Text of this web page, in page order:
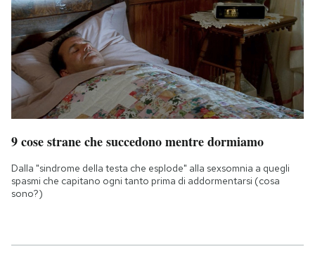
9 cose strane che succedono mentre dormiamo
Dalla "sindrome della testa che esplode" alla sexsomnia a quegli
spasmi che capitano ogni tanto prima di addormentarsi (cosa
sono?)